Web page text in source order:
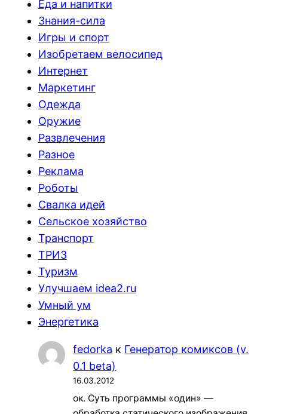
Еда и напитки
Знания-сила
Игры и спорт
Изобретаем велосипед
Интернет
Маркетинг
Одежда
Оружие
Развлечения
Разное
Реклама
Роботы
Свалка идей
Сельское хозяйство
Транспорт
ТРИЗ
Туризм
Улучшаем idea2.ru
Умный ум
Энергетика
fedorka к Генератор комиксов (v.
0.1 beta)
16.03.2012
ок. Суть программы «один» —